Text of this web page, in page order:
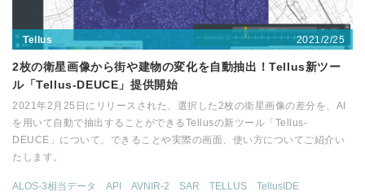
Tellus 2021/2/25
2枚の衛星画像から街や建物の変化を自動抽出！Tellus新ツー
ル「Tellus-DEUCE」提供開始
2021年2月25日にリリースされた、選択した2枚の衛星画像の差分を、AI
を用いて自動で抽出することができるTellusの新ツール「Tellus-
DEUCE」について、できることや実際の画面、使い方についてご紹介い
たします。
ALOS-3相当データ API AVNIR-2 SAR TELLUS
TellusIDE